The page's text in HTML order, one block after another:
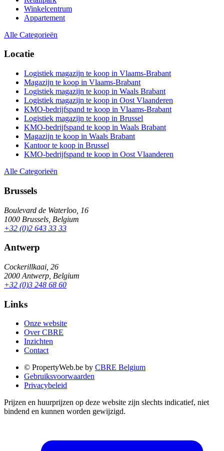
Winkelcentrum
Appartement
Alle Categorieën
Locatie
Logistiek magazijn te koop in Vlaams-Brabant
Magazijn te koop in Vlaams-Brabant
Logistiek magazijn te koop in Waals Brabant
Logistiek magazijn te koop in Oost Vlaanderen
KMO-bedrijfspand te koop in Vlaams-Brabant
Logistiek magazijn te koop in Brussel
KMO-bedrijfspand te koop in Waals Brabant
Magazijn te koop in Waals Brabant
Kantoor te koop in Brussel
KMO-bedrijfspand te koop in Oost Vlaanderen
Alle Categorieën
Brussels
Boulevard de Waterloo, 16
1000 Brussels, Belgium
+32 (0)2 643 33 33
Antwerp
Cockerillkaai, 26
2000 Antwerp, Belgium
+32 (0)3 248 68 60
Links
Onze website
Over CBRE
Inzichten
Contact
© PropertyWeb.be by CBRE Belgium
Gebruiksvoorwaarden
Privacybeleid
Prijzen en huurprijzen op deze website zijn slechts indicatief, niet
bindend en kunnen worden gewijzigd.